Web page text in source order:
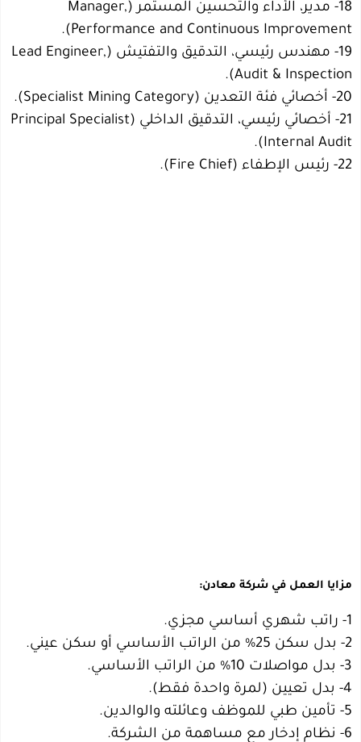
18- مدير، الأداء والتحسين المستمر (Manager,
Performance and Continuous Improvement).
19- مهندس رئيسي، التدقيق والتفتيش (Lead Engineer,
Audit & Inspection).
20- أخصائي فئة التعدين (Specialist Mining Category).
21- أخصائي رئيسي، التدقيق الداخلي (Principal Specialist
Internal Audit).
22- رئيس الإطفاء (Fire Chief).
مزايا العمل في شركة معادن:
1- راتب شهري أساسي مجزي.
2- بدل سكن 25% من الراتب الأساسي أو سكن عيني.
3- بدل مواصلات 10% من الراتب الأساسي.
4- بدل تعيين (لمرة واحدة فقط).
5- تأمين طبي للموظف وعائلته والوالدين.
6- نظام إدخار مع مساهمة من الشركة.